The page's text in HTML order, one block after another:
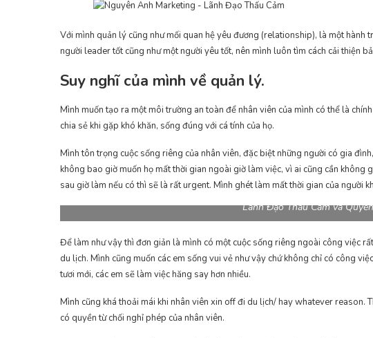
Với mình quản lý cũng như mối quan hệ yêu đương (relationship), là một hành
người leader tốt cũng như một người yêu tốt, nên mình luôn tìm cách cải thiện
Suy nghĩ của mình về quản lý.
Mình muốn tạo ra một môi trường an toàn để nhân viên của mình có thể là
chia sẻ khi gặp khó khăn, sống đúng với cá tính của họ.
Mình tôn trọng cuộc sống riêng của nhân viên, đặc biệt những người có gia
không bao giờ muốn họ mất thời gian ngoài giờ làm việc, vì ai cũng cần không
sau giờ làm nếu có thì sẽ là rất urgent. Mình ghét làm mất thời gian của người
Lãnh Đạo Thấu Cảm và
Để làm như vậy thì đơn giản là mình có một cuộc sống riêng ngoài công việc
du lịch. Mình cũng muốn các em sống vui vẻ như vậy chứ không chỉ có công
tươi mới, các em sẽ làm việc hăng say hơn nhiều.
Mình cũng khá thoải mái khi nhân viên xin off đi du lịch/ hay whatever reason.
có quyền từ chối nghỉ phép của nhân viên.